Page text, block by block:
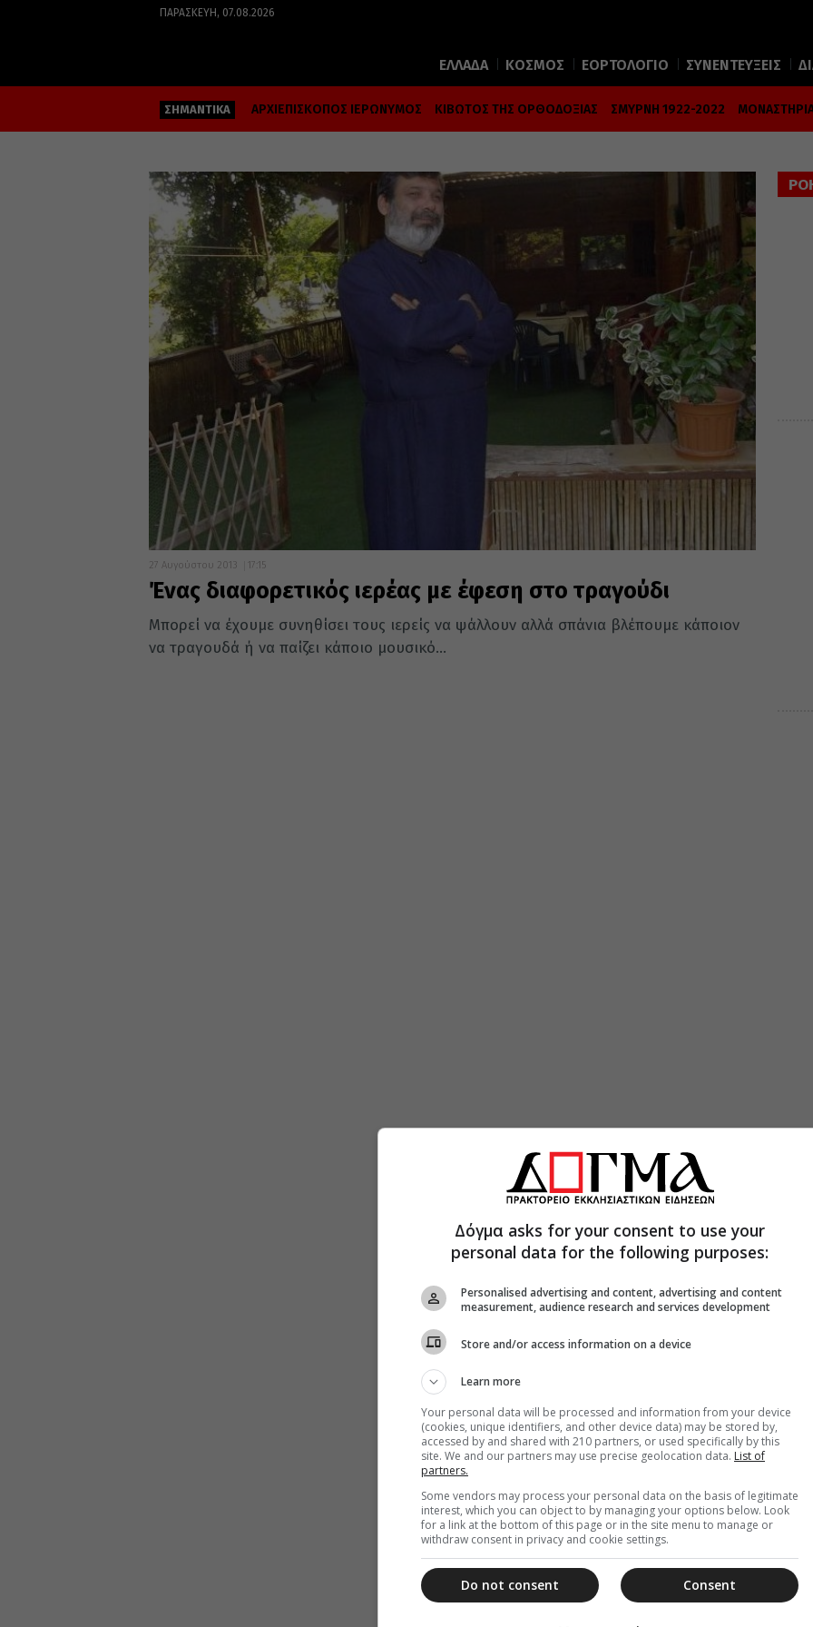
ΠΑΡΑΣΚΕΥΉ, 07.08.2026
ΕΛΛΑΔΑ ΚΟΣΜΟΣ ΕΟΡΤΟΛΟΓΙΟ ΣΥΝΕΝΤΕΥΞΕΙΣ
ΣΗΜΑΝΤΙΚΑ ΑΡΧΙΕΠΙΣΚΟΠΟΣ ΙΕΡΩΝΥΜΟΣ ΚΙΒΩΤΟΣ ΤΗΣ ΟΡΘΟΔΟΞΙΑΣ ΣΜΥΡΝΗ 1922-2022
27 Αυγούστου 2013 17:15
Ένας διαφορετικός ιερέας με έφεση στο τραγούδι
Μπορεί να έχουμε συνηθίσει τους ιερείς να ψάλλουν αλλά σπάνια βλέπουμε κάποιον
να τραγουδά ή να παίζει κάποιο μουσικό...
Δόγμα asks for your consent to use your
personal data for the following purposes:
Personalised advertising and content, advertising and content
measurement, audience research and services development
Store and/or access information on a device
Learn more
Your personal data will be processed and information from your device
(cookies, unique identifiers, and other device data) may be stored by,
accessed by and shared with 210 partners, or used specifically by this
site. We and our partners may use precise geolocation data. List of
partners.
Some vendors may process your personal data on the basis of legitimate
interest, which you can object to by managing your options below. Look
for a link at the bottom of this page or in the site menu to manage or
withdraw consent in privacy and cookie settings.
Consent
Do not consent